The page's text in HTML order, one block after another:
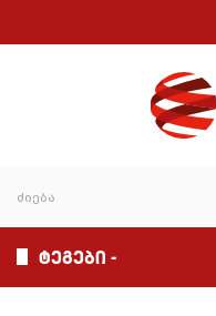
ტეგები -